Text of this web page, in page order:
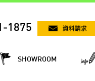
1875
SHOWROOM